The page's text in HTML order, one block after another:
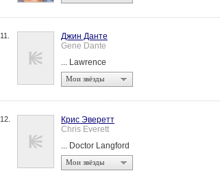
11.
Джин Данте
Gene Dante
... Lawrence
Мои звёзды
12.
Крис Эверетт
Chris Everett
... Doctor Langford
Мои звёзды